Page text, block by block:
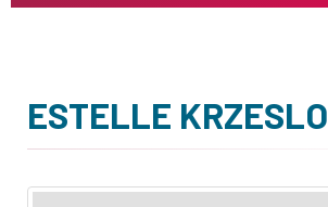
ESTELLE KRZESLO